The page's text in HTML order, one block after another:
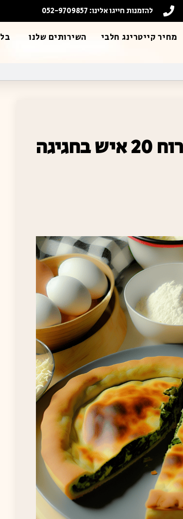
להזמנות חייגו אלינו: 052-9709857
מחיר קייטרינג חלבי השירותים שלנו
תפריט חלבי מרשים לאירוח 20 איש בחגיגה